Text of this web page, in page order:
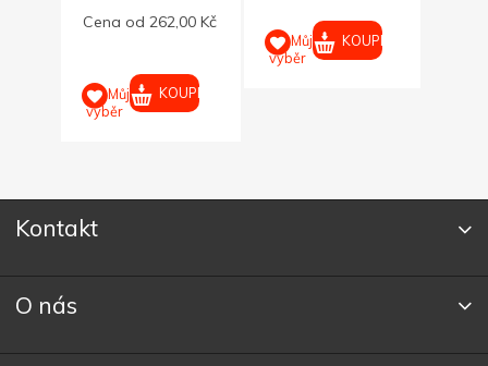
Cena od 262,00 Kč
Můj
výběr
KOUPIT
Můj
výběr
KOUPIT
Kontakt
O nás